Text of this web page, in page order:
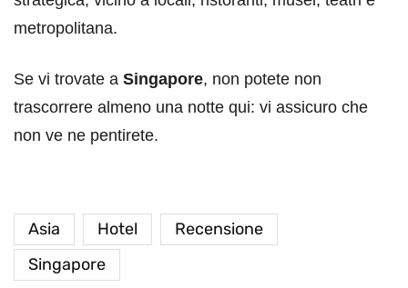
metropolitana.
Se vi trovate a Singapore, non potete non
trascorrere almeno una notte qui: vi assicuro che
non ve ne pentirete.
Asia Hotel
Recensione
Singapore